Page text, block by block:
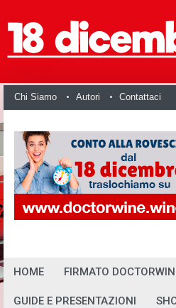
Chi Siamo Autori Contattaci
HOME FIRMATO
GUIDE E PRESENTAZIONI